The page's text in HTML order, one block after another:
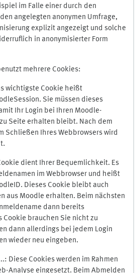
im Falle einer durch den
angelegten anonymen Umfrage,
explizit angezeigt und solche
in anonymisierter Form
mehrere Cookies:
wichtigste Cookie heißt
Sie müssen dieses
Ihr Login bei Ihren Moodle-
Seite erhalten bleibt. Nach dem
Schließen Ihres Webbrowsers wird
dient Ihrer Bequemlichkeit. Es
im Webbrowser und heißt
Dieses Cookie bleibt auch
aus Moodle erhalten. Beim nächsten
dann bereits
Cookie brauchen Sie nicht zu
dann allerdings bei jedem Login
wieder neu eingeben.
Diese Cookies werden im Rahmen
Analyse eingesetzt. Beim Abmelden